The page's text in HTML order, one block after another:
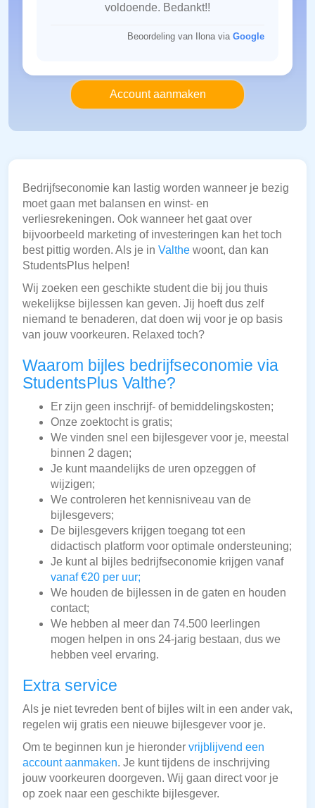
voldoende. Bedankt!!
Beoordeling van Ilona via Google
Account aanmaken
Bedrijfseconomie kan lastig worden wanneer je bezig
moet gaan met balansen en winst- en
verliesrekeningen. Ook wanneer het gaat over
bijvoorbeeld marketing of investeringen kan het toch
best pittig worden. Als je in Valthe woont, dan kan
StudentsPlus helpen!
Wij zoeken een geschikte student die bij jou thuis
wekelijkse bijlessen kan geven. Jij hoeft dus zelf
niemand te benaderen, dat doen wij voor je op basis
van jouw voorkeuren. Relaxed toch?
Waarom bijles bedrijfseconomie via
StudentsPlus Valthe?
Er zijn geen inschrijf- of bemiddelingskosten;
Onze zoektocht is gratis;
We vinden snel een bijlesgever voor je, meestal
binnen 2 dagen;
Je kunt maandelijks de uren opzeggen of
wijzigen;
We controleren het kennisniveau van de
bijlesgevers;
De bijlesgevers krijgen toegang tot een
didactisch platform voor optimale ondersteuning;
Je kunt al bijles bedrijfseconomie krijgen vanaf
vanaf €20 per uur;
We houden de bijlessen in de gaten en houden
contact;
We hebben al meer dan 74.500 leerlingen
mogen helpen in ons 24-jarig bestaan, dus we
hebben veel ervaring.
Extra service
Als je niet tevreden bent of bijles wilt in een ander vak,
regelen wij gratis een nieuwe bijlesgever voor je.
Om te beginnen kun je hieronder vrijblijvend een
account aanmaken. Je kunt tijdens de inschrijving
jouw voorkeuren doorgeven. Wij gaan direct voor je
op zoek naar een geschikte bijlesgever.